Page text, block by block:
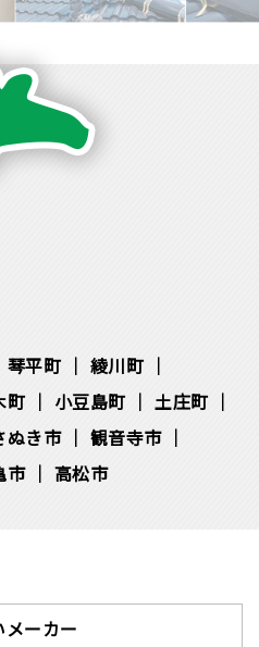
琴平町
綾川町
町 小豆島町
土庄町
ぬき市
観音寺市
市 高松市
ーカー